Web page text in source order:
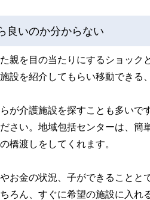
良いのか分からない
親を目の当たりにするショック
設を紹介してもらい移動できる
が介護施設を探すことも多いで
さい。地域包括センターは、
橋渡しをしてくれます。
お金の状況、子ができることと
ろん、すぐに希望の施設に入れ